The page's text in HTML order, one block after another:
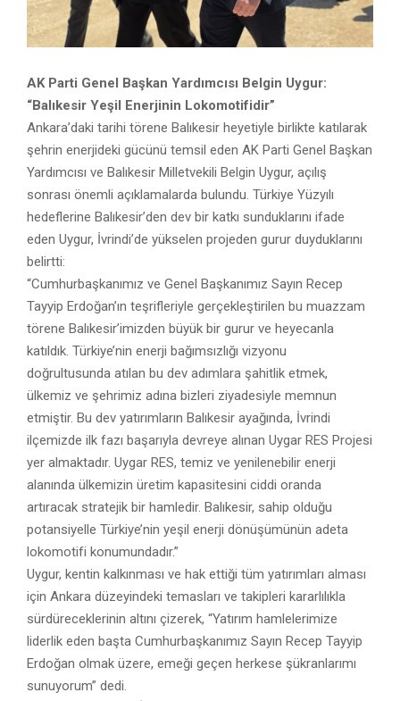
AK Parti Genel Başkan Yardımcısı Belgin Uygur:
“Balıkesir Yeşil Enerjinin Lokomotifidir”
Ankara’daki tarihi törene Balıkesir heyetiyle birlikte katılarak
şehrin enerjideki gücünü temsil eden AK Parti Genel Başkan
Yardımcısı ve Balıkesir Milletvekili Belgin Uygur, açılış
sonrası önemli açıklamalarda bulundu. Türkiye Yüzyılı
hedeflerine Balıkesir’den dev bir katkı sunduklarını ifade
eden Uygur, İvrindi’de yükselen projeden gurur duyduklarını
belirtti:
“Cumhurbaşkanımız ve Genel Başkanımız Sayın Recep
Tayyip Erdoğan’ın teşrifleriyle gerçekleştirilen bu muazzam
törene Balıkesir’imizden büyük bir gurur ve heyecanla
katıldık. Türkiye’nin enerji bağımsızlığı vizyonu
doğrultusunda atılan bu dev adımlara şahitlik etmek,
ülkemiz ve şehrimiz adına bizleri ziyadesiyle memnun
etmiştir. Bu dev yatırımların Balıkesir ayağında, İvrindi
ilçemizde ilk fazı başarıyla devreye alınan Uygar RES Projesi
yer almaktadır. Uygar RES, temiz ve yenilenebilir enerji
alanında ülkemizin üretim kapasitesini ciddi oranda
artıracak stratejik bir hamledir. Balıkesir, sahip olduğu
potansiyelle Türkiye’nin yeşil enerji dönüşümünün adeta
lokomotifi konumundadır.”
Uygur, kentin kalkınması ve hak ettiği tüm yatırımları alması
için Ankara düzeyindeki temasları ve takipleri kararlılıkla
sürdüreceklerinin altını çizerek, “Yatırım hamlelerimize
liderlik eden başta Cumhurbaşkanımız Sayın Recep Tayyip
Erdoğan olmak üzere, emeği geçen herkese şükranlarımı
sunuyorum” dedi.